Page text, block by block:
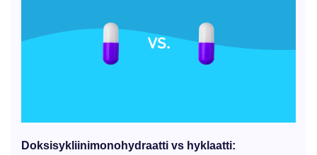
Doksisykliinimonohydraatti vs hyklaatti: